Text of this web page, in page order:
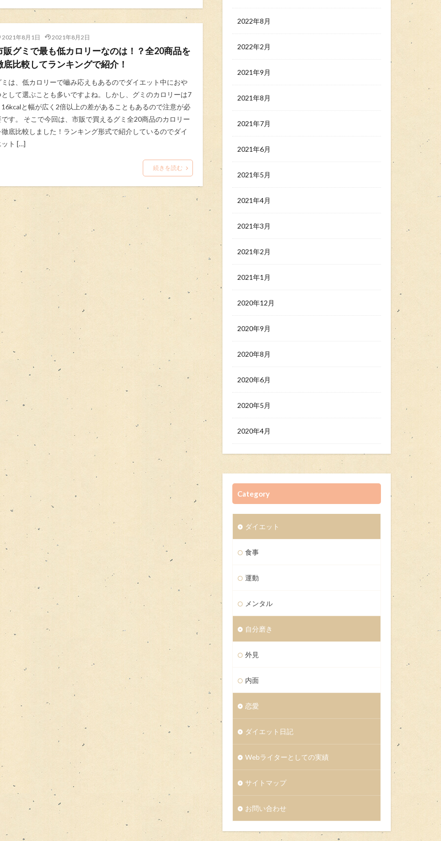
2021年8月1日 2021年8月2日
販グミで最も低カロリーなのは！？全20商品を
底比較してランキングで紹介！
ミは、低カロリーで嚙み応えもあるのでダイエット中におや
として選ぶことも多いですよね。しかし、グミのカロリーは7
16kcalと幅が広く2倍以上の差があることもあるので注意が必
です。 そこで今回は、市販で買えるグミ全20商品のカロリー
徹底比較しました！ランキング形式で紹介しているのでダイ
ット […]
続きを読む
2022年8月
2022年2月
2021年9月
2021年8月
2021年7月
2021年6月
2021年5月
2021年4月
2021年3月
2021年2月
2021年1月
2020年12月
2020年9月
2020年8月
2020年6月
2020年5月
2020年4月
Category
ダイエット
食事
運動
メンタル
自分磨き
外見
内面
恋愛
ダイエット日記
Webライターとしての実績
サイトマップ
お問い合わせ